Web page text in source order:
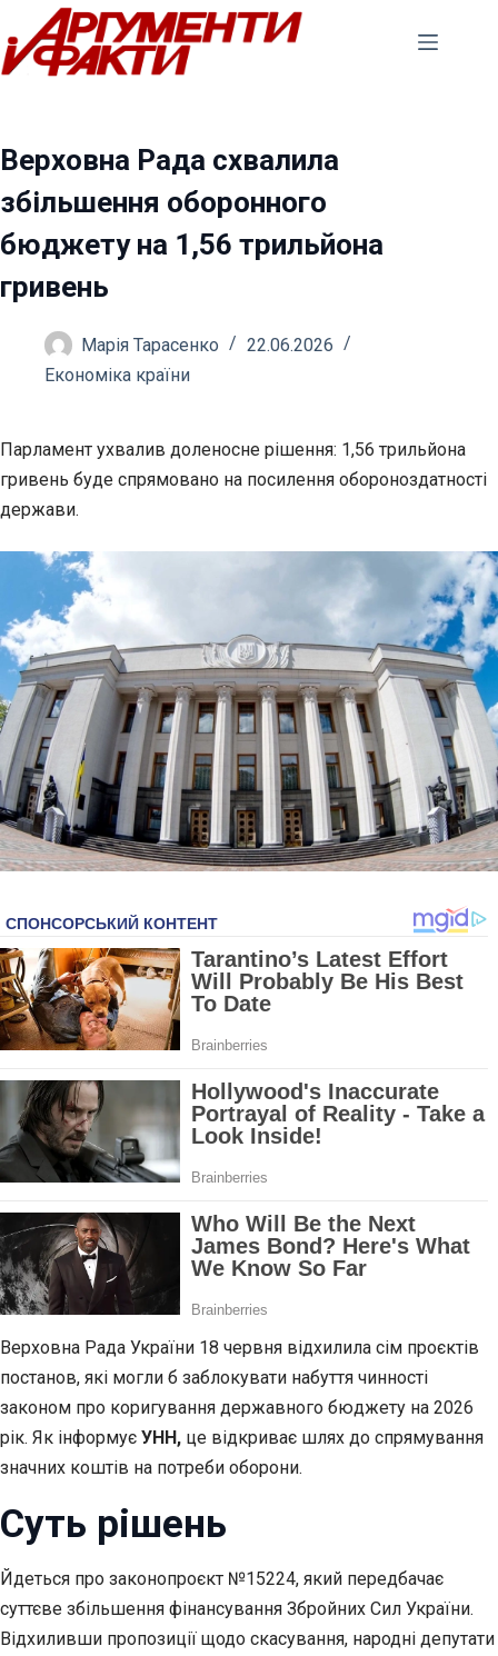
Перейти
до
вмісту
Верховна Рада схвалила
збільшення оборонного
бюджету на 1,56 трильйона
гривень
Марія Тарасенко
22.06.2026
Економіка країни
Парламент ухвалив доленосне рішення: 1,56 трильйона
гривень буде спрямовано на посилення обороноздатності
держави.
Верховна Рада України 18 червня відхилила сім проєктів
постанов, які могли б заблокувати набуття чинності
законом про коригування державного бюджету на 2026
рік. Як інформує УНН, це відкриває шлях до спрямування
значних коштів на потреби оборони.
Суть рішень
Йдеться про законопроєкт №15224, який передбачає
суттєве збільшення фінансування Збройних Сил України.
Відхиливши пропозиції щодо скасування, народні депутати